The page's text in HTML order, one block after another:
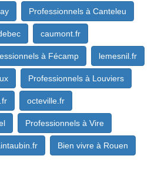
Professionnels à Canteleu
caumont.fr
à Fécamp lemesnil.fr
Professionnels à Louviers
octeville.fr
Professionnels à Vire
Bien vivre à Rouen